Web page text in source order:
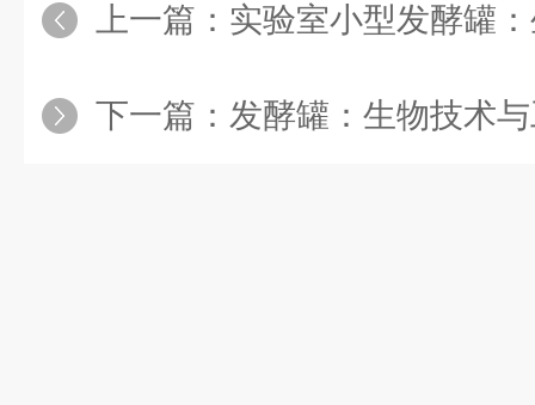
上一篇： 实验室小型发酵罐：生
下一篇： 发酵罐：生物技术